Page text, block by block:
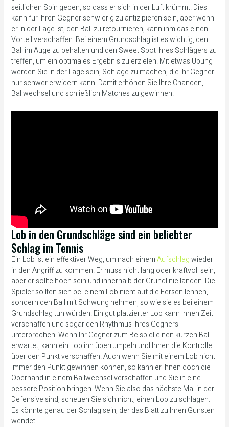
seitlichen Spin geben, so dass er sich in der Luft krümmt. Dies
kann für Ihren Gegner schwierig zu antizipieren sein, aber wenn
er in der Lage ist, den Ball zu retournieren, kann ihm das einen
Vorteil verschaffen. Bei einem Grundschlag ist es wichtig, den
Ball im Auge zu behalten und den Sweet Spot Ihres Schlägers zu
treffen, um ein optimales Ergebnis zu erzielen. Mit etwas Übung
werden Sie in der Lage sein, Schläge zu machen, die Ihr Gegner
nur schwer erwidern kann. Damit erhöhen Sie Ihre Chancen,
Ballwechsel und schließlich Matches zu gewinnen.
Lob in den Grundschläge sind ein beliebter
Schlag im Tennis
Ein Lob ist ein effektiver Weg, um nach einemAufschlagwieder
in den Angriff zu kommen. Er muss nicht lang oder kraftvoll sein,
aber er sollte hoch sein und innerhalb der Grundlinie landen. Die
Spieler sollten sich bei einem Lob nicht auf die Fersen lehnen,
sondern den Ball mit Schwung nehmen, so wie sie es bei einem
Grundschlag tun würden. Ein gut platzierter Lob kann Ihnen Zeit
verschaffen und sogar den Rhythmus Ihres Gegners
unterbrechen. Wenn Ihr Gegner zum Beispiel einen kurzen Ball
erwartet, kann ein Lob ihn überrumpeln und Ihnen die Kontrolle
über den Punkt verschaffen. Auch wenn Sie mit einem Lob nicht
immer den Punkt gewinnen können, so kann er Ihnen doch die
Oberhand in einem Ballwechsel verschaffen und Sie in eine
bessere Position bringen. Wenn Sie also das nächste Mal in der
Defensive sind, scheuen Sie sich nicht, einen Lob zu schlagen.
Es könnte genau der Schlag sein, der das Blatt zu Ihren Gunsten
wendet.